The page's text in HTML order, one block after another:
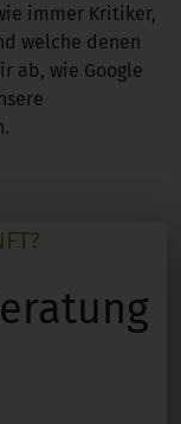
immer Kritiker,
welche denen
ab, wie Google